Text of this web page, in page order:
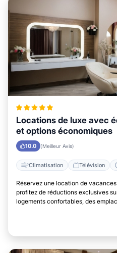
Locations de luxe avec
et options économiques
10.0 (Meilleur Avis)
Climatisation Télévision
Réservez une location de
profitez de réductions exclusives
logements confortables, des